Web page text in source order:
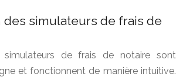
des simulateurs de frais de
de frais de notaire sont
et fonctionnent de manière intuitive.